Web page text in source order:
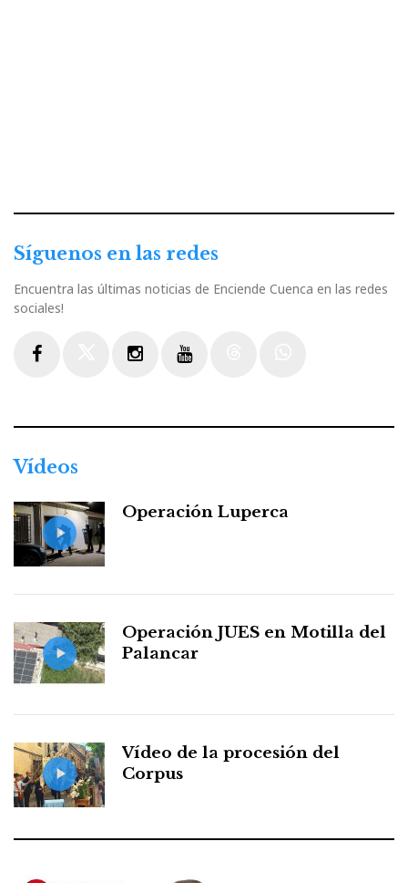
Síguenos en las redes
Encuentra las últimas noticias de Enciende Cuenca en las redes
sociales!
Vídeos
Operación Luperca
Operación JUES en Motilla del
Palancar
Vídeo de la procesión del
Corpus